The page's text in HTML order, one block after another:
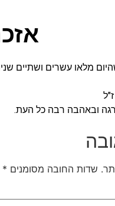
היום מלאו עשרים ושתיים
ובאהבה רבה כל העת.
שדות החובה מסומנים *